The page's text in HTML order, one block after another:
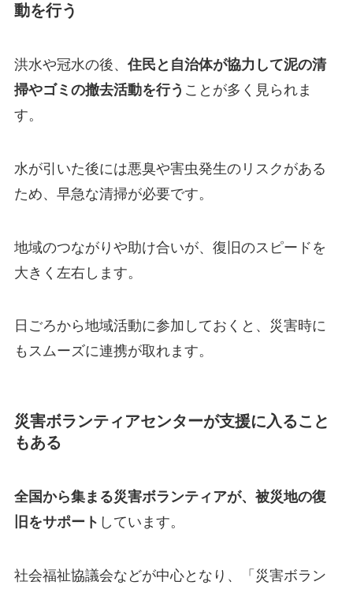
動を行う
洪水や冠水の後、 住民と自治体が協力して泥の清
掃やゴミの撤去活動を行う ことが多く見られま
す。
水が引いた後には悪臭や害虫発生のリスクがある
ため、早急な清掃が必要です。
地域のつながりや助け合いが、復旧のスピードを
大きく左右します。
日ごろから地域活動に参加しておくと、災害時に
もスムーズに連携が取れます。
災害ボランティアセンターが支援に入ること
もある
全国から集まる災害ボランティアが、被災地の復
旧をサポート しています。
社会福祉協議会などが中心となり、「災害ボラン